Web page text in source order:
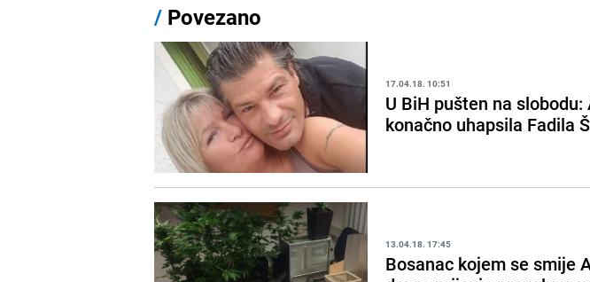
/ Povezano
17.04.18. 10:51
U BiH pušten na
konačno uhapsila Fadila
13.04.18. 17:45
Bosanac kojem se smije